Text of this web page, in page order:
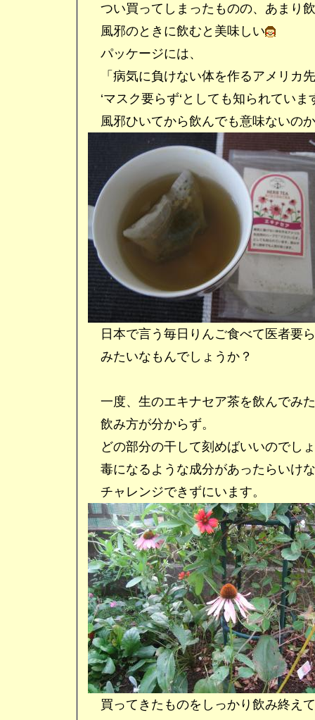
つい買ってしまったものの、あまり
風邪のときに飲むと美味しい
パッケージには、
「病気に負けない体を作るアメリカ
‘マスク要らず‘としても知られていま
風邪ひいてから飲んでも意味ないの
日本で言う毎日りんご食べて医者要
みたいなもんでしょうか？
一度、生のエキナセア茶を飲んでみ
飲み方が分からず。
どの部分の干して刻めばいいのでし
毒になるような成分があったらいけ
チャレンジできずにいます。
買ってきたものをしっかり飲み終え